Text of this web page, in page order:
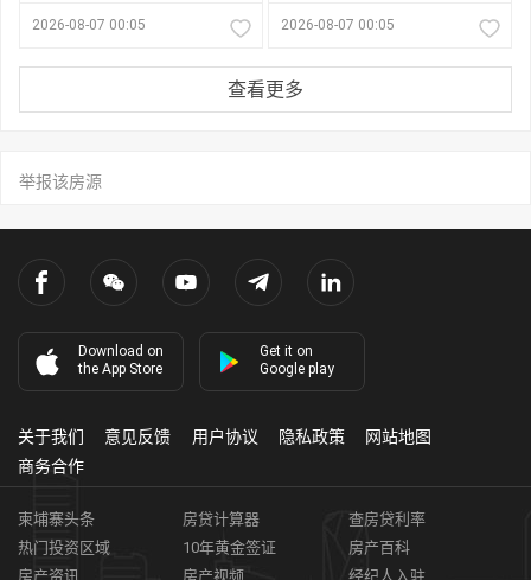
2026-08-07 00:05 2026-08-07 00:05
查看更多
举报该房源
Download on
the App Store
Get it on
Google play
关于我们 意见反馈 用户协议 隐私政策
网站地图
商务合作
柬埔寨头条 房贷计算器
查房贷利率
热门投资区域
10年黄金签证
房产百科
房产资讯
房产视频 经纪人入驻